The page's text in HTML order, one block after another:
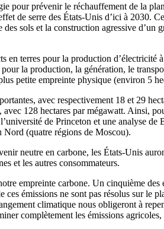
pour prévenir le réchauffement de la
de serre des États-Unis d’ici à 2030.
sols et la construction agressive d’un
en terres pour la production
la production, la génération, le
petite empreinte physique (environ 5
avec respectivement 18 et 29
128 hectares par mégawatt. Ainsi,
de Princeton et une analyse
Nord (quatre régions de Moscou).
neutre en carbone, les États-Unis
et les autres consommateurs.
empreinte carbone. Un cinquième
émissions ne sont pas résolus sur le
climatique nous obligeront à
complètement les émissions